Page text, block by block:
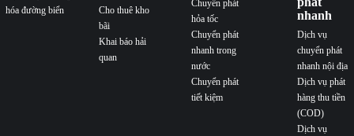
hóa đường biển
Cho thuê kho
bãi
Khai báo hải
quan
Chuyển phát
hỏa tốc
Chuyển phát
nhanh trong
nước
Chuyển phát
tiết kiệm
nhanh
Dịch vụ
chuyển phát
nhanh nội địa
Dịch vụ phát
hàng thu tiền
(COD)
Dịch vụ